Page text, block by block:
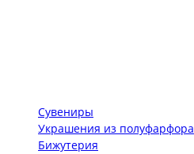
Сувениры
Украшения из полуфарфора
Бижутерия